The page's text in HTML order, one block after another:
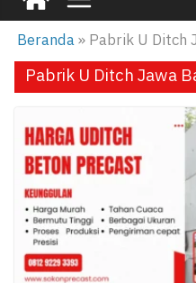
Beranda» Pabrik U Ditch
Pabrik U Ditch Jawa